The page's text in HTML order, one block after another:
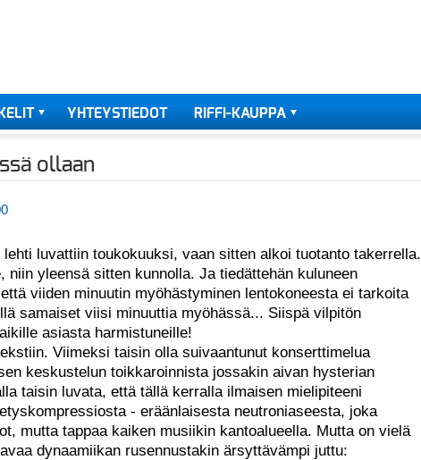
YHTEYSTIEDOT RIFFI-KAUPPA
ollaan
luvattiin toukokuuksi, vaan sitten alkoi tuotanto takerrella.
niin yleensä sitten kunnolla. Ja tiedättehän kuluneen
viiden minuutin myöhästyminen lentokoneesta ei tarkoita
samaiset viisi minuuttia myöhässä... Siispä vilpitön
asiasta harmistuneille!
Viimeksi taisin olla suivaantunut konserttimelua
keskustelun toikkaroinnista jossakin aivan hysterian
taisin luvata, että tällä kerralla ilmaisen mielipiteeni
- eräänlaisesta neutroniaseesta, joka
mutta tappaa kaiken musiikin kantoalueella. Mutta on vielä
dynaamiikan rusennustakin ärsyttävämpi juttu: